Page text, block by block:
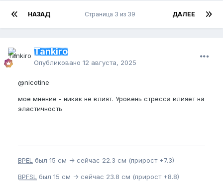
НАЗАД ДАЛЕЕ
Страница 3 из 39
Tankiro
Опубликовано 12 августа, 2025
@nicotine
мое мнение - никак не влият. Уровень стресса влияет на
эластичность
BPEL был 15 см -> сейчас 22.3 см (прирост +7.3)
BPFSL был 15 см -> сейчас 23.8 см (прирост +8.8)